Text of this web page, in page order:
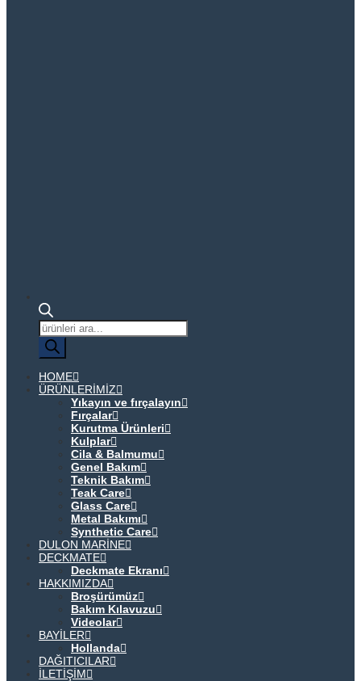
Ürün
arama
HOME
ÜRÜNLERIMIZ
Yıkayın ve fırçalayın
Fırçalar
Kurutma Ürünleri
Kulplar
Cila & Balmumu
Genel Bakım
Teknik Bakım
Teak Care
Glass Care
Metal Bakımı
Synthetic Care
DULON MARINE
DECKMATE
Deckmate Ekranı
HAKKIMIZDA
Broşürümüz
Bakım Kılavuzu
Videolar
BAYILER
Hollanda
DAĞITICILAR
İLETIŞIM